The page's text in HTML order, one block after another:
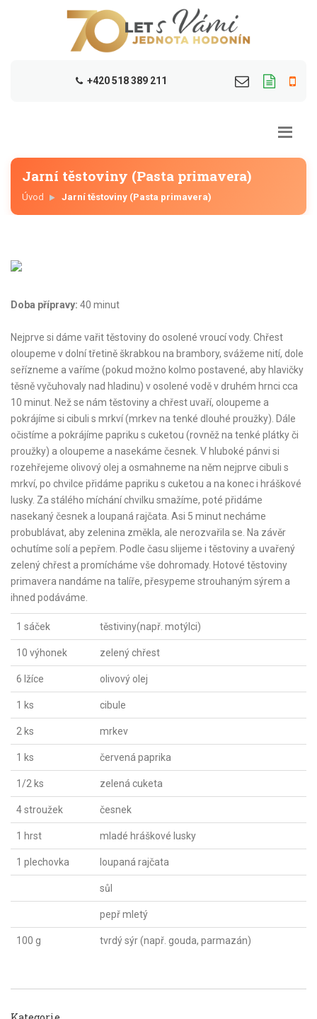
+420 518 389 211
Jarní těstoviny (Pasta primavera)
Úvod Jarní těstoviny (Pasta primavera)
Doba přípravy: 40 minut
Nejprve si dáme vařit těstoviny do osolené vroucí vody. Chřest
oloupeme v dolní třetině škrabkou na brambory, svážeme nití, dole
seřízneme a vaříme (pokud možno kolmo postavené, aby hlavičky
těsně vyčuhovaly nad hladinu) v osolené vodě v druhém hrnci cca
10 minut. Než se nám těstoviny a chřest uvaří, oloupeme a
pokrájíme si cibuli s mrkví (mrkev na tenké dlouhé proužky). Dále
očistíme a pokrájíme papriku s cuketou (rovněž na tenké plátky či
proužky) a oloupeme a nasekáme česnek. V hluboké pánvi si
rozehřejeme olivový olej a osmahneme na něm nejprve cibuli s
mrkví, po chvilce přidáme papriku s cuketou a na konec i hráškové
lusky. Za stálého míchání chvilku smažíme, poté přidáme
nasekaný česnek a loupaná rajčata. Asi 5 minut necháme
probublávat, aby zelenina změkla, ale nerozvařila se. Na závěr
ochutíme solí a pepřem. Podle času slijeme i těstoviny a uvařený
zelený chřest a promícháme vše dohromady. Hotové těstoviny
primavera nandáme na talíře, přesypeme strouhaným sýrem a
ihned podáváme.
1 sáček těstiviny(např. motýlci)
10 výhonek zelený chřest
6 lžíce olivový olej
1 ks cibule
2 ks mrkev
1 ks červená paprika
1/2 ks zelená cuketa
4 stroužek česnek
1 hrst mladé hráškové lusky
1 plechovka loupaná rajčata
sůl
pepř mletý
100 g tvrdý sýr (např. gouda, parmazán)